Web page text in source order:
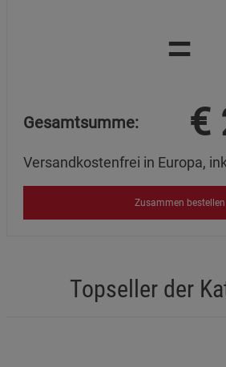
=
Gesamtsumme: €
Versandkostenfrei in Europa,
Zusammen bestellen
Topseller der